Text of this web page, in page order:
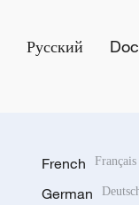
Русский
French Français
German